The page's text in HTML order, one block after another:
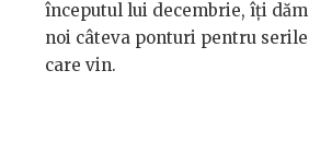
începutul lui decembrie, îți dăm
noi câteva ponturi pentru serile
care vin.